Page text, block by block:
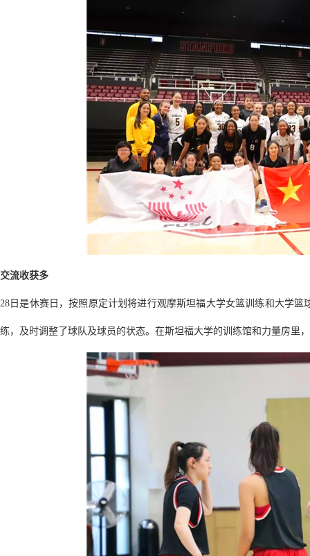
交流收获多
28日是休赛日，按照原定计划将进行观摩斯坦福大学女篮训练和大学
练，及时调整了球队及球员的状态。在斯坦福大学的训练馆和力量房里